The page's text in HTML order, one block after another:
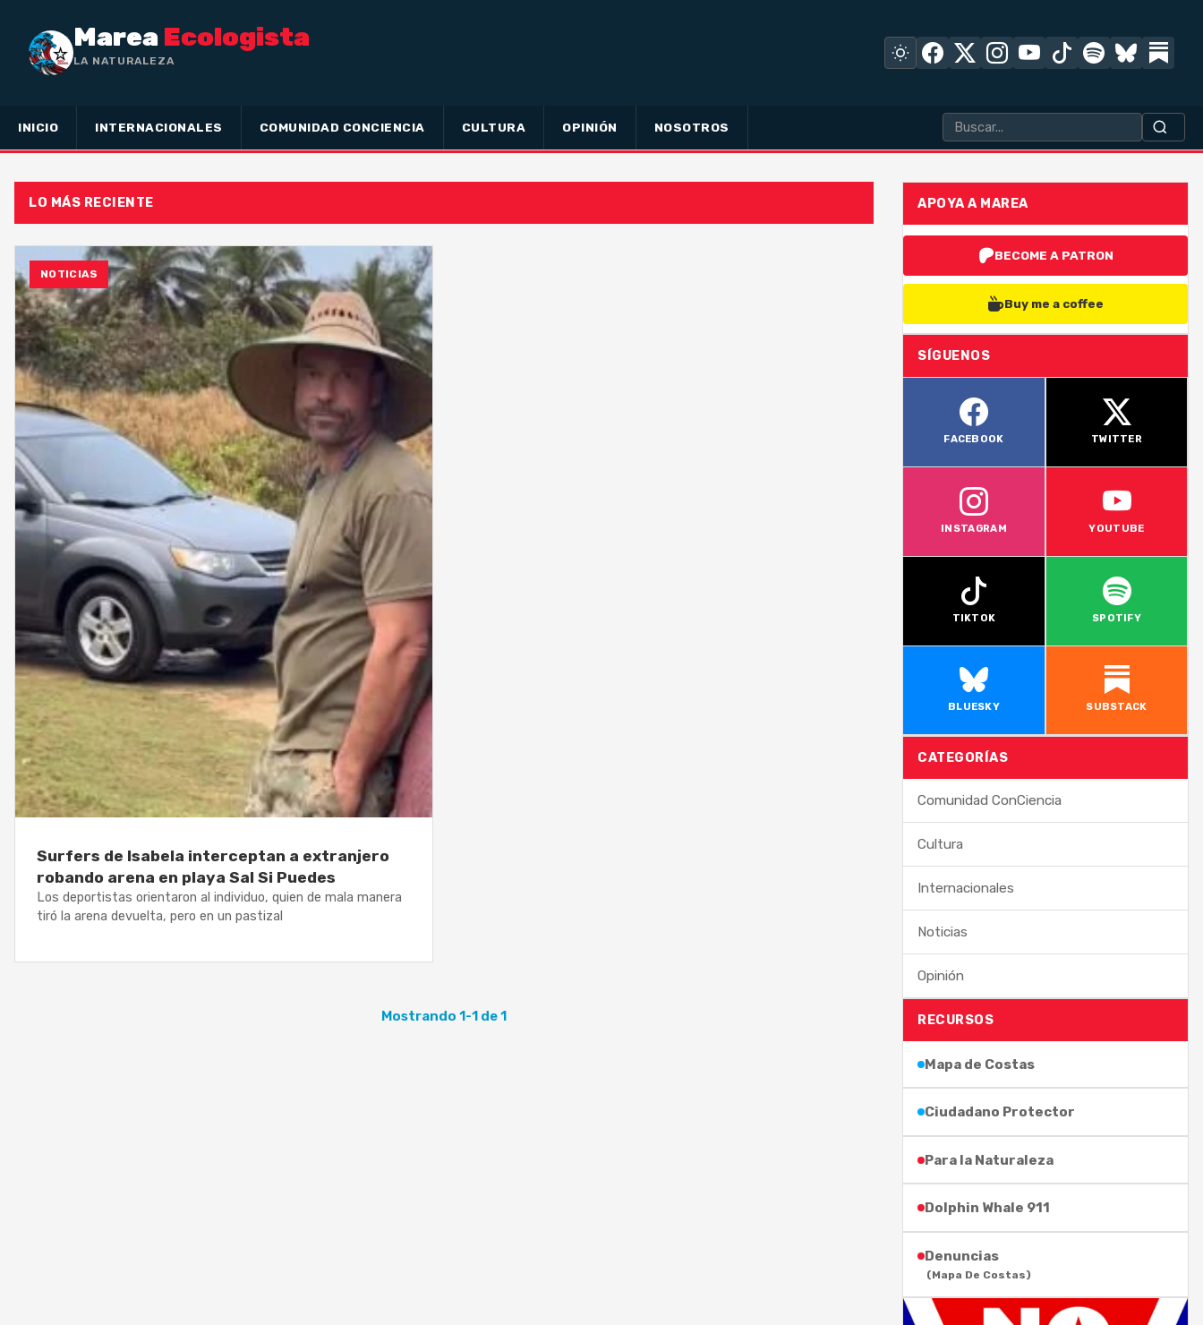
Marea Ecologista
LA NATURALEZA NO HA HECHO
INICIO INTERNACIONALES COMUNIDAD CONCIENCIA CULTURA OPINIÓN NOSOTROS
LO MÁS RECIENTE
NOTICIAS
Surfers de Isabela interceptan a extranjero
robando arena en playa Sal Si Puedes
Los deportistas orientaron al individuo, quien de mala manera
tiró la arena devuelta, pero en un pastizal
Mostrando 1-1 de 1
APOYA A MAREA
BECOME A PATRON
Buy me a coffee
SÍGUENOS
FACEBOOK TWITTER
INSTAGRAM YOUTUBE
TIKTOK SPOTIFY
BLUESKY SUBSTACK
CATEGORÍAS
Comunidad ConCiencia
Cultura
Internacionales
Noticias
Opinión
RECURSOS
Mapa de Costas
Ciudadano Protector
Para la Naturaleza
Dolphin Whale 911
Denuncias
(Mapa De Costas)